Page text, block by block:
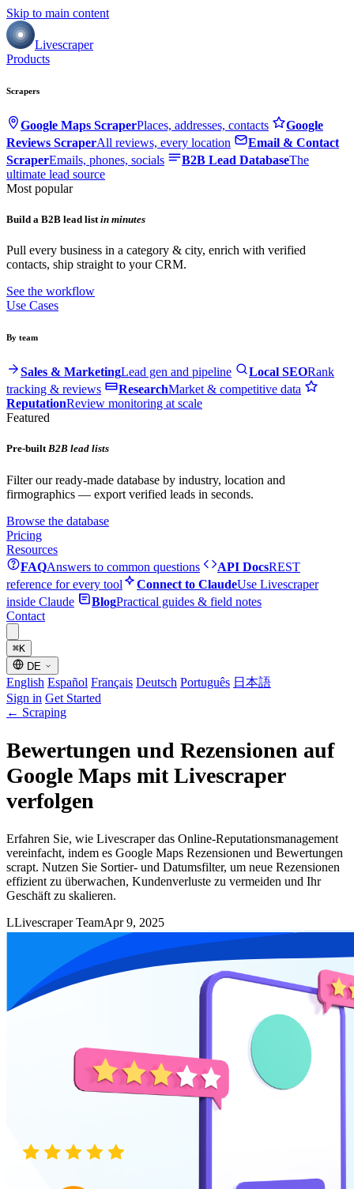
Skip to main content
Livescraper
Products
Scrapers
Google Maps ScraperPlaces, addresses, contacts
Google
Reviews ScraperAll reviews, every location
Email & Contact
ScraperEmails, phones, socials B2B Lead DatabaseThe
ultimate lead source
Most popular
Build a B2B lead listin minutes
Pull every business in a category & city, enrich with verified
contacts, ship straight to your CRM.
See the workflow
Use Cases
By team
Sales & MarketingLead gen and pipeline Local SEORank
tracking & reviews
ResearchMarket & competitive data
ReputationReview monitoring at scale
Featured
Pre-builtB2B lead lists
Filter our ready-made database by industry, location and
firmographics — export verified leads in seconds.
Browse the database
Pricing
Resources
FAQAnswers to common questions API DocsREST
reference for every tool
Connect to ClaudeUse Livescraper
inside Claude
BlogPractical guides & field notes
Contact
⌘K
DE
English Español Français Deutsch Português 日本語
Sign in Get Started
← Scraping
Bewertungen und Rezensionen auf
Google Maps mit Livescraper
verfolgen
Erfahren Sie, wie Livescraper das Online-Reputationsmanagement
vereinfacht, indem es Google Maps Rezensionen und Bewertungen
scrapt. Nutzen Sie Sortier- und Datumsfilter, um neue Rezensionen
effizient zu überwachen, Kundenverluste zu vermeiden und Ihr
Geschäft zu skalieren.
LLivescraper TeamApr 9, 2025